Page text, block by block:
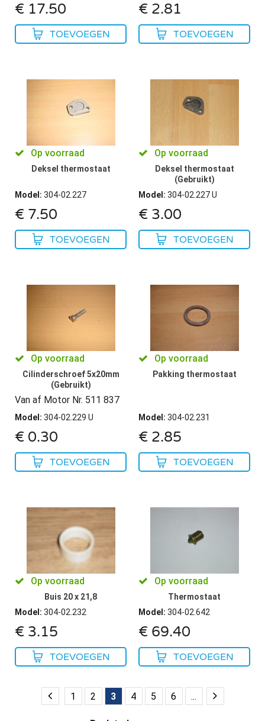
€ 17.50
TOEVOEGEN
€ 2.81
TOEVOEGEN
Op voorraad
Deksel thermostaat
Model : 304-02.227
€ 7.50
TOEVOEGEN
Op voorraad
Deksel thermostaat
(Gebruikt)
Model : 304-02.227 U
€ 3.00
TOEVOEGEN
Op voorraad
Cilinderschroef 5x20mm
(Gebruikt)
Van af Motor Nr. 511 837
Model : 304-02.229 U
€ 0.30
TOEVOEGEN
Op voorraad
Pakking thermostaat
Model : 304-02.231
€ 2.85
TOEVOEGEN
Op voorraad
Buis 20 x 21,8
Model : 304-02.232
€ 3.15
TOEVOEGEN
Op voorraad
Thermostaat
Model : 304-02.642
€ 69.40
TOEVOEGEN
1 2 3 4 5 6 ...